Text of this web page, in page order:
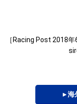
［Racing Post 2018
▸ 海